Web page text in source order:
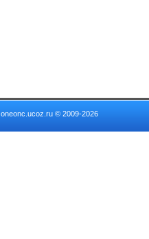
oneonc.ucoz.ru © 2009-2026